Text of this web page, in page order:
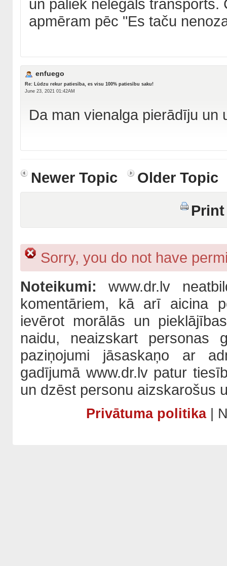
un paliek nelegāls
apmēram pēc "Es taču
enfuego
Re: Lūdzu rekur patiesība, es visu 100% patiesību saku!
June 23, 2021 01:42AM
Da man vienalga pierādīju un
Newer Topic
Older Topic
Sorry, you do not have
Noteikumi:www.dr.lv
komentāriem, kā arī aicina
ievērot morālās un
naidu, neaizskart personas
paziņojumi jāsaskaņo ar
gadījumā www.dr.lv patur
un dzēst personu aizskarošus
Privātuma politika|